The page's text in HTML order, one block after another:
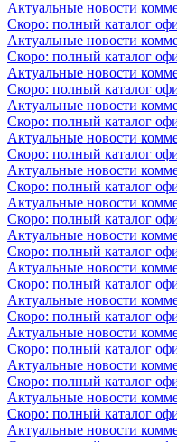
Актуальные новости
Скоро: полный каталог
Актуальные новости
Скоро: полный каталог
Актуальные новости
Скоро: полный каталог
Актуальные новости
Скоро: полный каталог
Актуальные новости
Скоро: полный каталог
Актуальные новости
Скоро: полный каталог
Актуальные новости
Скоро: полный каталог
Актуальные новости
Скоро: полный каталог
Актуальные новости
Скоро: полный каталог
Актуальные новости
Скоро: полный каталог
Актуальные новости
Скоро: полный каталог
Актуальные новости
Скоро: полный каталог
Актуальные новости
Скоро: полный каталог
Актуальные новости